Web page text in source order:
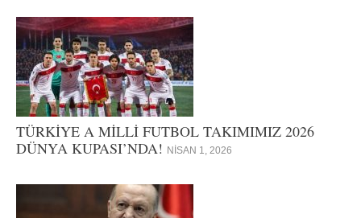
TÜRKİYE A MİLLİ FUTBOL TAKIMIMIZ 2026
DÜNYA KUPASI’NDA! NISAN 1, 2026